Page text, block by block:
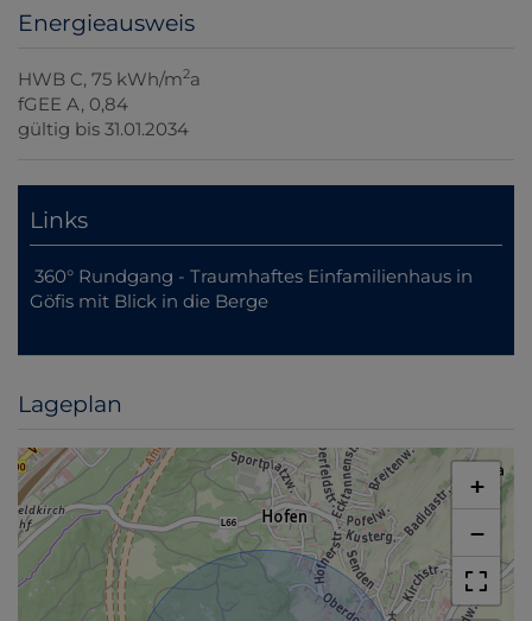
Energieausweis
HWB C, 75 kWh/m2a
fGEE A, 0,84
gültig bis 31.01.2034
Links
360° Rundgang - Traumhaftes Einfamilienhaus in
Göfis mit Blick in die Berge
Lageplan
+
−